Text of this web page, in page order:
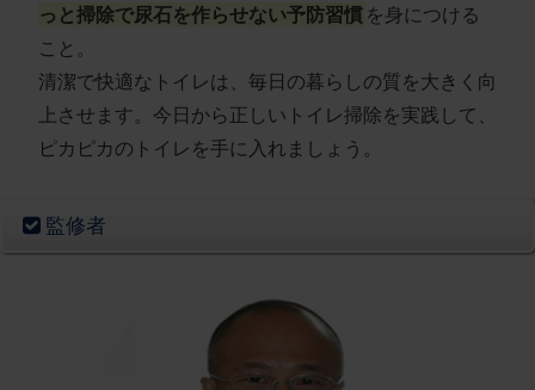
っと掃除で尿石を作らせない予防習慣 を身につける
こと。
清潔で快適なトイレは、毎日の暮らしの質を大きく向
上させます。今日から正しいトイレ掃除を実践して、
ピカピカのトイレを手に入れましょう。
監修者